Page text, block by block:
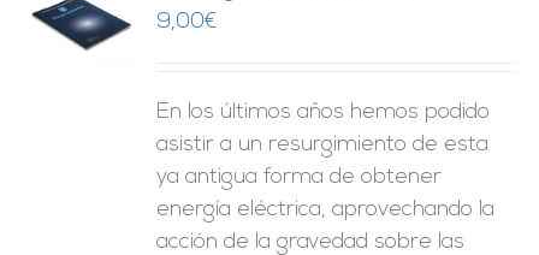
9,00€
En los últimos años hemos podido
asistir a un resurgimiento de esta
ya antigua forma de obtener
energía eléctrica, aprovechando la
acción de la gravedad sobre las